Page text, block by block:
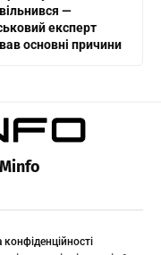
—
експерт
основні причини
конфіденційності